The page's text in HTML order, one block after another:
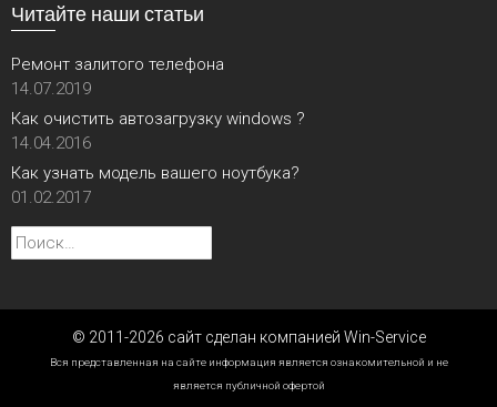
Читайте наши статьи
Ремонт залитого телефона
14.07.2019
Как очистить автозагрузку windows ?
14.04.2016
Как узнать модель вашего ноутбука?
01.02.2017
Найти:
© 2011-2026 сайт сделан компанией Win-Service
Вся представленная на сайте информация является ознакомительной и не
является публичной офертой